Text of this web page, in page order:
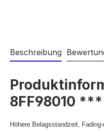
Beschreibung
8FF98010
Höhere Belagsstandzeit,